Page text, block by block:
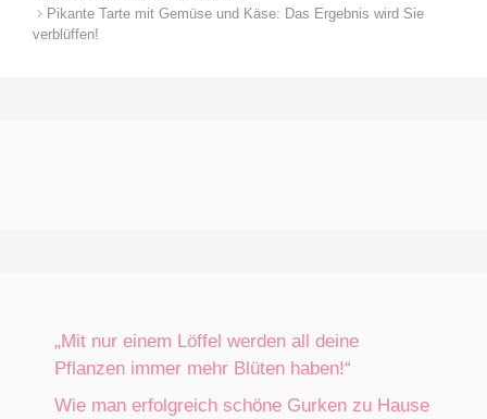
Pikante Tarte mit Gemüse und Käse: Das Ergebnis wird Sie
verblüffen!
„Mit nur einem Löffel werden all deine
Pflanzen immer mehr Blüten haben!“
Wie man erfolgreich schöne Gurken zu Hause